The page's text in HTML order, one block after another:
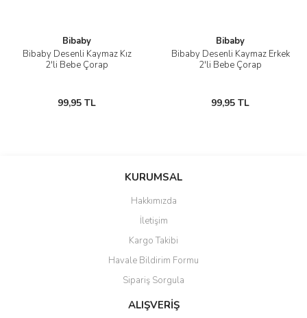
Bibaby
Bibaby Desenli Kaymaz Kız
2'li Bebe Çorap
99,95 TL
Bibaby
Bibaby Desenli Kaymaz Erkek
2'li Bebe Çorap
99,95 TL
KURUMSAL
Hakkımızda
İletişim
Kargo Takibi
Havale Bildirim Formu
Sipariş Sorgula
ALIŞVERİŞ